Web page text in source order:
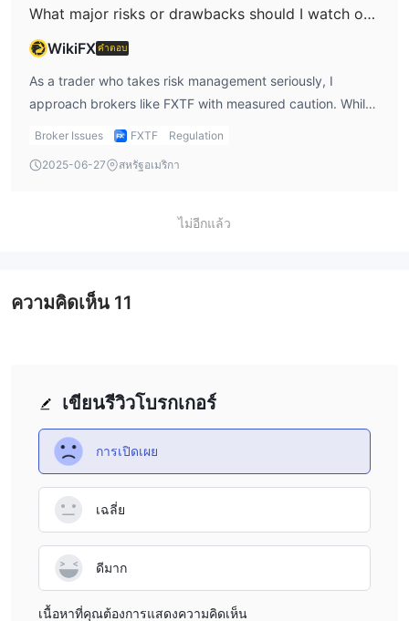
importance of selecting a platform you’re confident
navigating, and for my trading needs, MT4’s presence is a
positive, though the lack of other major platforms is a
tradeoff to consider.
to stocks, indices, metals, or futures. This might be
restrictive if, like me, you’re accustomed to broader
instrument coverage across asset classes. Although I
found their MT4 platform reliable with good execution and
the addition of their proprietary GX system user-friendly,
the limited product range has occasionally made me
broker to reach my diversification goals. On the plus side,
degree of reassurance for me regarding operational
What major risks or drawbacks should I watch out for when using FXTF?
WikiFXคำตอบ
As a trader who takes risk management seriously, I
approach brokers like FXTF with measured caution. While
FXTF is regulated by the Japanese FSA and has a 15-20
scrutiny for anyone considering their platform. First,
leverage is capped at 25:1 due to Japanese regulations,
More concerning, I’ve seen documented complaints about
target legitimate brands to perpetrate these schemes, but
Although several positive reviews highlight good execution
and fast withdrawals, it’s vital to remember these do not
override the risk of potential fraudulent activity, especially
when personal introductions on social platforms are
involved. Account information is also limited—details on
spreads, commissions, and deposit and withdrawal
methods are not fully transparent, which complicates cost
planning and could impact your trading expectations. In
Broker Issues FXTF Regulation
2025-06-27 สหรัฐอเมริกา
ไม่อีกแล้ว
เขียนรีวิวโบรกเกอร์
การเปิดเผย
เฉลี่ย
ดีมาก
เนื้อหาที่คุณต้องการแสดงความคิดเห็น
ความคิดเห็น 11